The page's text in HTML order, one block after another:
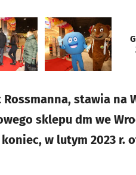
stawia na
sklepu dm we
w lutym 2023 r.